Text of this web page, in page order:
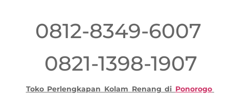
0812-8349-6007
0821-1398-1907
Toko Perlengkapan Kolam Renang di Ponorogo